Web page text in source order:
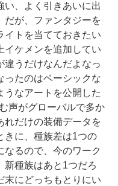
い、よく引きあいに出
だが、ファンタジーを
イトを当てておきたい
イケメンを追加してい
違うだけなんだよなっ
ったのはベーシックな
うなアートを公開した
声がグローバルで多か
れだけの装備データを
きに、種族差は1つの
るので、今のワーク
新種族はあと1つだろ
末にどっちもとりにい